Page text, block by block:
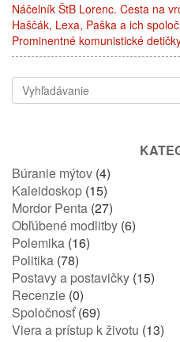
Náčelník ŠtB Lorenc. Cesta na
Haščák, Lexa, Paška a ich
Prominentné komunistické
Búranie mýtov (4)
Kaleidoskop (15)
Mordor Penta (27)
Obľúbené modlitby (6)
Polemika (16)
Politika (78)
Postavy a postavičky (15)
Recenzie (0)
Spoločnosť(69)
Viera a prístup k životu (13)